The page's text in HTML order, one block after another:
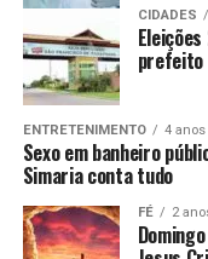
Dean e Hassabis
figuras da IA ​​no
tornar o centro da
hoje quase 200
e também no digital,
meta é ultrapassar
própria no Recife,
quadrados,
presenciais.
CIDADES
prefeito
ENTRETENIMENTO 4 anos
Sexo em banheiro
Simaria conta tudo
FÉ 2